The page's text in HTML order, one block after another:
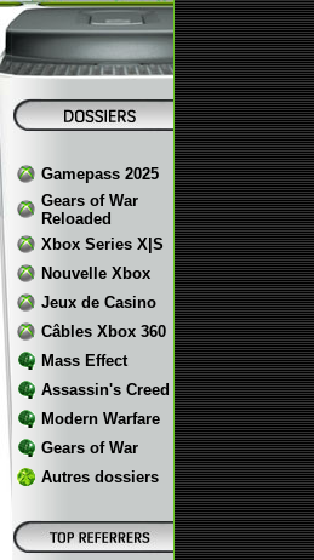
Gamepass 2025
Gears of War
Reloaded
Xbox Series X|S
Nouvelle Xbox
Jeux de Casino
Câbles Xbox 360
Mass Effect
Assassin's Creed
Modern Warfare
Gears of War
Autres dossiers